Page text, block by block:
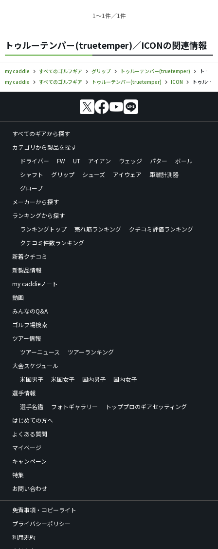
1〜1件／1件
トゥルーテンパー(truetemper)／ICONの関連情報
my caddie すべてのゴルフギア グリップ トゥルーテンパー(truetemper)
トゥルーテンパー／ICON／グリップの口コミ評価
my caddie
すべてのゴルフギア トゥルーテンパー(truetemper) ICON トゥルーテンパー／ICON／グリップの口コミ評価
すべてのギアから探す
カテゴリから製品を探す
ドライバー
FW UT アイアン ウェッジ パター
ボール
シャフト
グリップ シューズ アイウェア
距離計測器
グローブ
メーカーから探す
ランキングから探す
ランキングトップ
売れ筋ランキング
クチコミ評価ランキング
クチコミ件数ランキング
新着クチコミ
新製品情報
my caddieノート
動画
みんなのQ&A
ゴルフ場検索
ツアー情報
ツアーニュース
ツアーランキング
大会スケジュール
米国男子
米国女子 国内男子
国内女子
選手情報
選手名鑑
フォトギャラリー
トッププロのギアセッティング
はじめての方へ
よくある質問
マイページ
キャンペーン
特集
お問い合わせ
免責事項・コピーライト
プライバシーポリシー
利用規約